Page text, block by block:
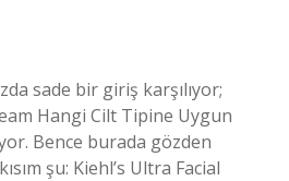
sade bir giriş karşılıyor;
Hangi Cilt Tipine Uygun
Bence burada gözden
şu: Kiehl’s Ultra Facial